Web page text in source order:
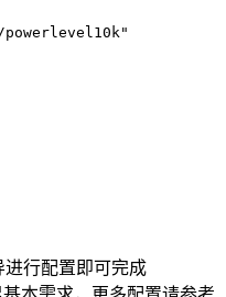
行配置即可完成